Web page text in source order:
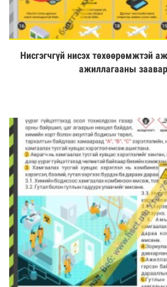
Үзэх
Нисгэгчгүй нисэх төхөөрөмжтэй
ажиллагааны